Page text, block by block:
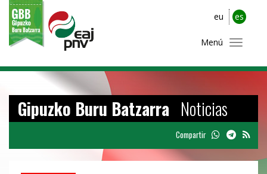
eu es
Menú
Gipuzko Buru Batzarra Noticias
Compartir